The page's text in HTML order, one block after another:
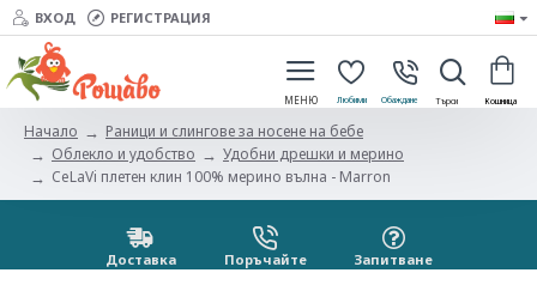
ВХОД РЕГИСТРАЦИЯ
Начало
Раници и слингове за носене на бебе
Облекло и удобство
Удобни дрешки и мерино
CeLaVi плетен клин 100% мерино вълна - Marron
Доставка Поръчайте Запитванe